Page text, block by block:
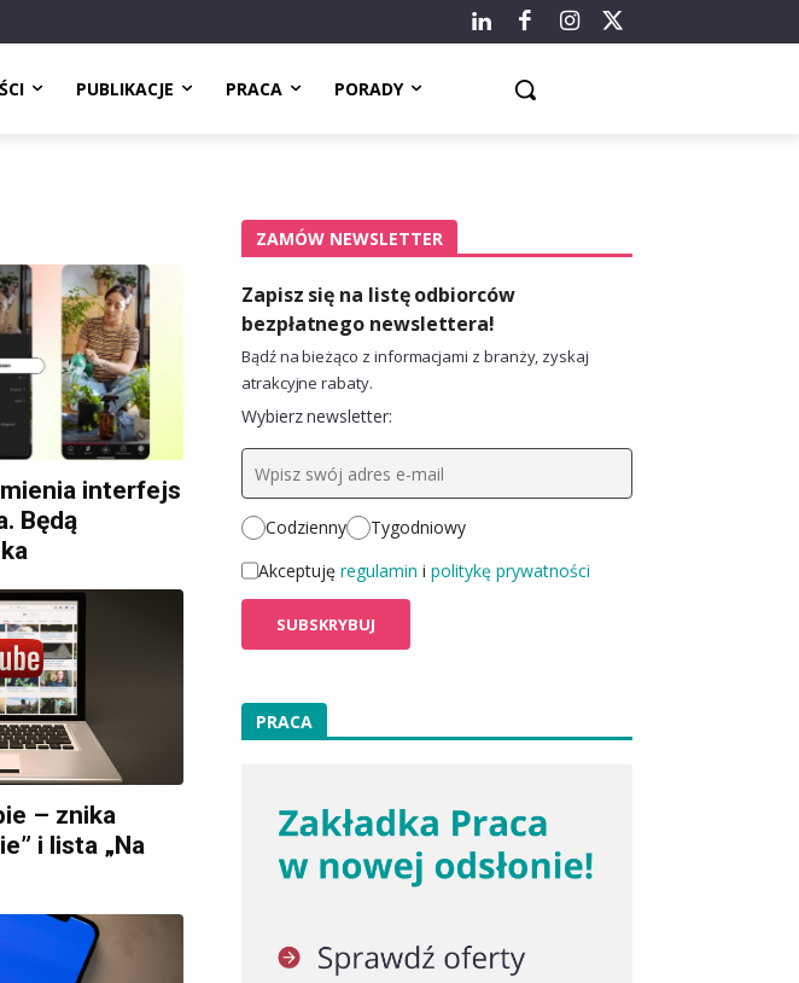
PUBLIKACJE PRACA PORADY
interfejs
Będą
– znika
i lista „Na
ZAMÓW NEWSLETTER
Zapisz się na listę odbiorców
bezpłatnego newslettera!
Bądź na bieżąco z informacjami z branży, zyskaj
atrakcyjne rabaty.
Wybierz newsletter:
Codzienny
Tygodniowy
Akceptuję regulamin i politykę prywatności
PRACA